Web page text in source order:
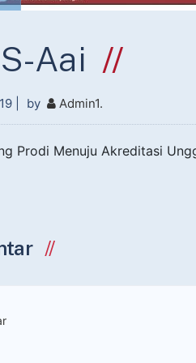
Aai
| by Admin1.
Prodi Menuju Akreditasi